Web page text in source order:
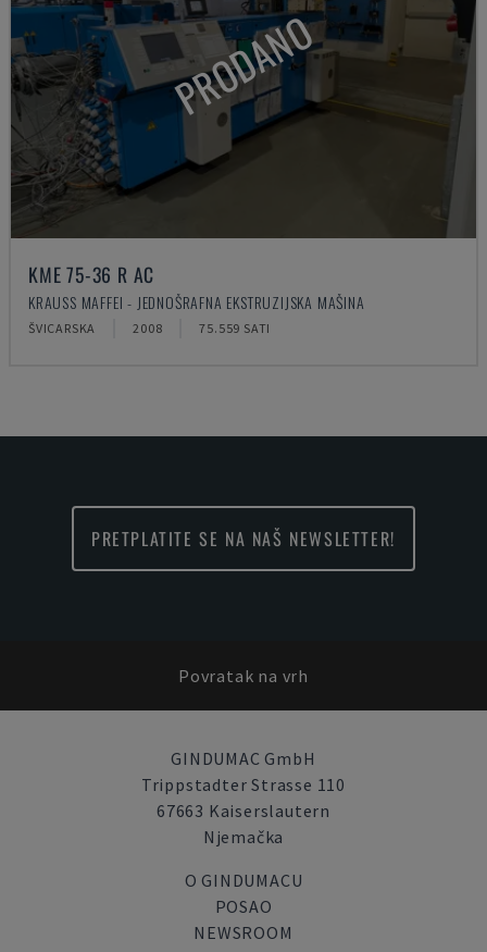
PRODANO
KME 75-36 R AC
KRAUSS MAFFEI - JEDNOŠRAFNA EKSTRUZIJSKA MAŠINA
ŠVICARSKA 2008 75.559 SATI
PRETPLATITE SE NA NAŠ NEWSLETTER!
Povratak na vrh
GINDUMAC GmbH
Trippstadter Strasse 110
67663 Kaiserslautern
Njemačka
O GINDUMACU
POSAO
NEWSROOM